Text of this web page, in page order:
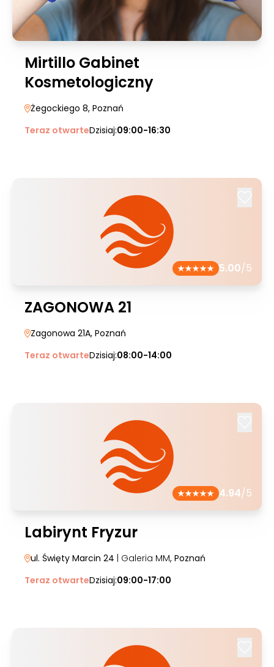
Mirtillo Gabinet
Kosmetologiczny
Żegockiego 8, Poznań
Teraz otwarteDzisiaj:09:00-16:30
5.00/5
ZAGONOWA 21
Zagonowa 21A, Poznań
Teraz otwarteDzisiaj:08:00-14:00
4.94/5
Labirynt Fryzur
ul. Święty Marcin 24 | Galeria MM, Poznań
Teraz otwarteDzisiaj:09:00-17:00